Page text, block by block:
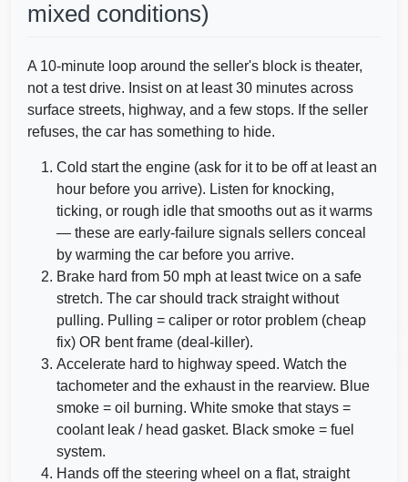
Autocheck
Copart
Autocheck
mixed conditions)
A 10-minute loop around the seller's block is theater,
not a test drive. Insist on at least 30 minutes across
surface streets, highway, and a few stops. If the seller
refuses, the car has something to hide.
Cold start the engine (ask for it to be off at least an
hour before you arrive). Listen for knocking,
ticking, or rough idle that smooths out as it warms
— these are early-failure signals sellers conceal
by warming the car before you arrive.
Brake hard from 50 mph at least twice on a safe
stretch. The car should track straight without
pulling. Pulling = caliper or rotor problem (cheap
fix) OR bent frame (deal-killer).
Accelerate hard to highway speed. Watch the
tachometer and the exhaust in the rearview. Blue
smoke = oil burning. White smoke that stays =
coolant leak / head gasket. Black smoke = fuel
system.
Hands off the steering wheel on a flat, straight